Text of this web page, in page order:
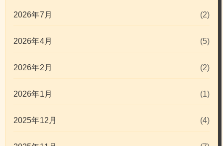
2026年7月 (2)
2026年4月 (5)
2026年2月 (2)
2026年1月 (1)
2025年12月 (4)